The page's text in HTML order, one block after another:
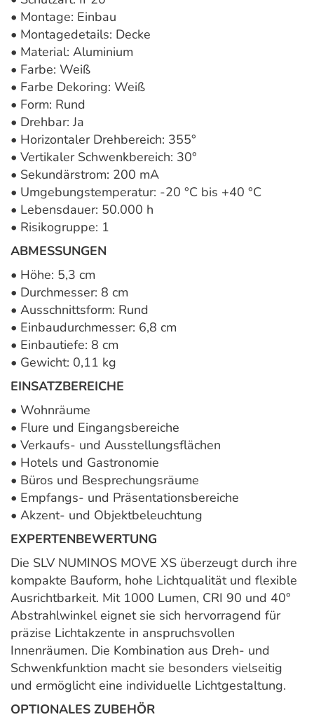
• Montage: Einbau
• Montagedetails: Decke
• Material: Aluminium
• Farbe: Weiß
• Farbe Dekoring: Weiß
• Form: Rund
• Drehbar: Ja
• Horizontaler Drehbereich: 355°
• Vertikaler Schwenkbereich: 30°
• Sekundärstrom: 200 mA
• Umgebungstemperatur: -20 °C bis +40 °C
• Lebensdauer: 50.000 h
• Risikogruppe: 1
ABMESSUNGEN
• Höhe: 5,3 cm
• Durchmesser: 8 cm
• Ausschnittsform: Rund
• Einbaudurchmesser: 6,8 cm
• Einbautiefe: 8 cm
• Gewicht: 0,11 kg
EINSATZBEREICHE
• Wohnräume
• Flure und Eingangsbereiche
• Verkaufs- und Ausstellungsflächen
• Hotels und Gastronomie
• Büros und Besprechungsräume
• Empfangs- und Präsentationsbereiche
• Akzent- und Objektbeleuchtung
EXPERTENBEWERTUNG
Die SLV NUMINOS MOVE XS überzeugt durch ihre
kompakte Bauform, hohe Lichtqualität und flexible
Ausrichtbarkeit. Mit 1000 Lumen, CRI 90 und 40°
Abstrahlwinkel eignet sie sich hervorragend für
präzise Lichtakzente in anspruchsvollen
Innenräumen. Die Kombination aus Dreh- und
Schwenkfunktion macht sie besonders vielseitig
und ermöglicht eine individuelle Lichtgestaltung.
OPTIONALES ZUBEHÖR